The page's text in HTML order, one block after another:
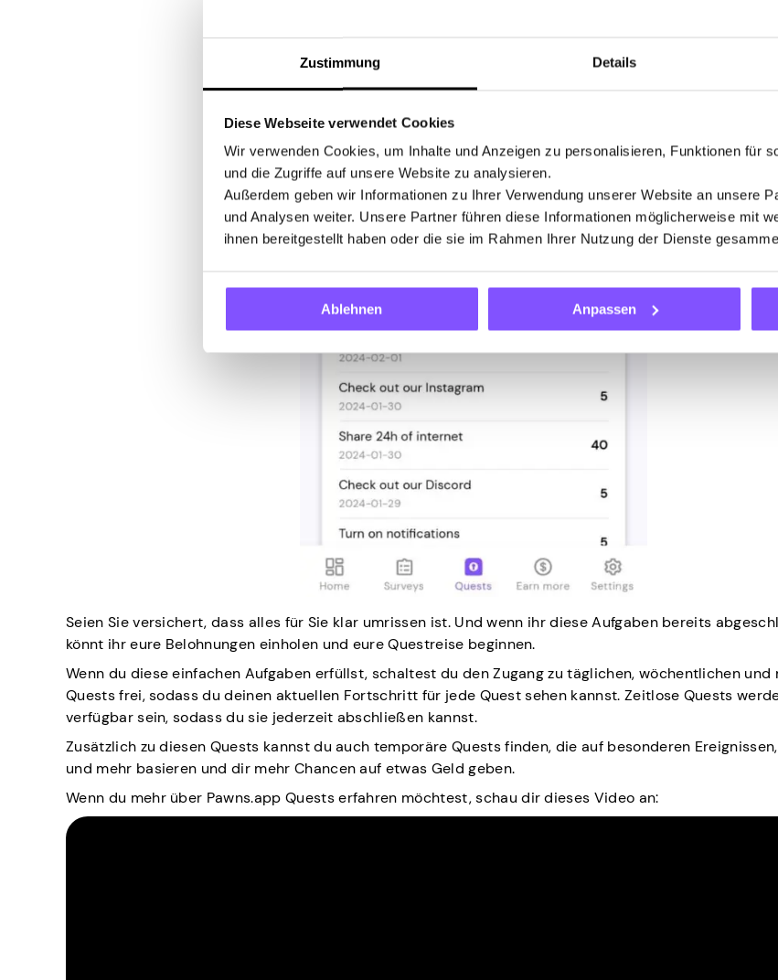
Zustimmung Details
Diese Webseite verwendet Cookies
Wir verwenden Cookies, um Inhalte und Anzeigen zu personalisieren, Funktionen für
und die Zugriffe auf unsere Website zu analysieren.
Außerdem geben wir Informationen zu Ihrer Verwendung unserer Website an unsere
und Analysen weiter. Unsere Partner führen diese Informationen möglicherweise mit
ihnen bereitgestellt haben oder die sie im Rahmen Ihrer Nutzung der Dienste
Ablehnen Anpassen
Seien Sie versichert, dass alles für Sie klar umrissen ist. Und wenn ihr diese Aufgaben bereits
könnt ihr eure Belohnungen einholen und eure Questreise beginnen.
Wenn du diese einfachen Aufgaben erfüllst, schaltest du den Zugang zu täglichen, wöchentlichen und
Quests frei, sodass du deinen aktuellen Fortschritt für jede Quest sehen kannst. Zeitlose Quests
verfügbar sein, sodass du sie jederzeit abschließen kannst.
Zusätzlich zu diesen Quests kannst du auch temporäre Quests finden, die auf besonderen
und mehr basieren und dir mehr Chancen auf etwas Geld geben.
Wenn du mehr über Pawns.app Quests erfahren möchtest, schau dir dieses Video an: